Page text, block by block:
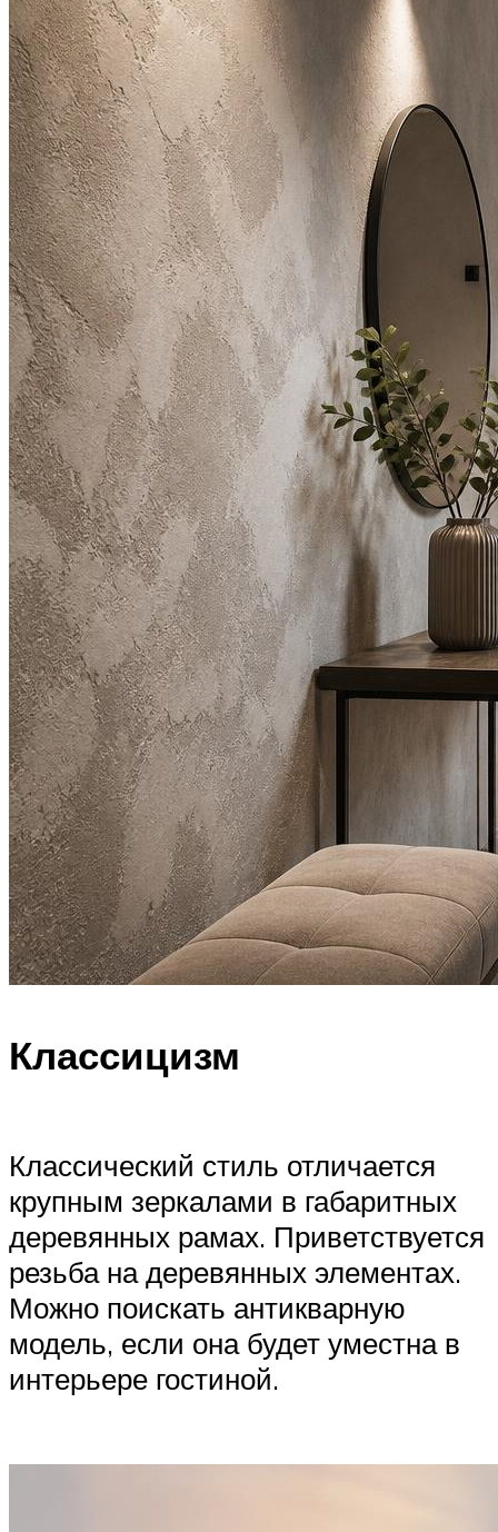
Классицизм
Классический стиль отличается
крупным зеркалами в габаритных
деревянных рамах. Приветствуется
резьба на деревянных элементах.
Можно поискать антикварную
модель, если она будет уместна в
интерьере гостиной.